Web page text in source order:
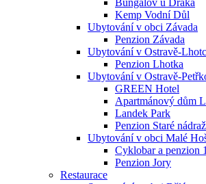
Bungalov u Draka
Kemp Vodní Důl
Ubytování v obci Závada
Penzion Závada
Ubytování v Ostravě-
Penzion Lhotka
Ubytování v Ostravě-
GREEN Hotel
Apartmánový dům
Landek Park
Penzion Staré
Ubytování v obci Malé
Cyklobar a penzion
Penzion Jory
Restaurace